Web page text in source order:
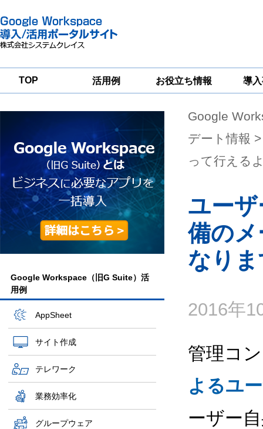
TOP 活用例 お役立ち情報
一
導
グループウェア
移行支援
Google
Workspace
セキュリティ
対策サービス
Google Workspace（旧G Suite）活
用例
AppSheet
サイト作成
テレワーク
業務効率化
グループウェア
Google
デート情報
って行える
ユー
備の
なり
2016年
管理コ
よるユ
ーザー